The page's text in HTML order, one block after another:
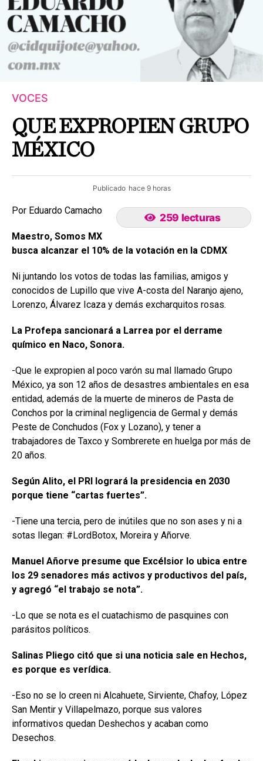
VOCES
QUE EXPROPIEN GRUPO
MÉXICO
Publicado hace 9 horas
259 lecturas
Por Eduardo Camacho
Maestro, Somos MX
busca alcanzar el 10% de la votación en la CDMX
Ni juntando los votos de todas las familias, amigos y
conocidos de Lupillo que vive A-costa del Naranjo ajeno,
Lorenzo, Álvarez Icaza y demás excharquitos rosas.
La Profepa sancionará a Larrea por el derrame
químico en Naco, Sonora.
-Que le expropien al poco varón su mal llamado Grupo
México, ya son 12 años de desastres ambientales en esa
entidad, además de la muerte de mineros de Pasta de
Conchos por la criminal negligencia de Germal y demás
Peste de Conchudos (Fox y Lozano), y tener a
trabajadores de Taxco y Sombrerete en huelga por más de
20 años.
Según Alito, el PRI logrará la presidencia en 2030
porque tiene “cartas fuertes”.
-Tiene una tercia, pero de inútiles que no son ases y ni a
sotas llegan: #LordBotox, Moreira y Añorve.
Manuel Añorve presume que Excélsior lo ubica entre
los 29 senadores más activos y productivos del país,
y agregó “el trabajo se nota”.
-Lo que se nota es el cuatachismo de pasquines con
parásitos políticos.
Salinas Pliego citó que si una noticia sale en Hechos,
es porque es verídica.
-Eso no se lo creen ni Alcahuete, Sirviente, Chafoy, López
San Mentir y Villapelmazo, porque sus valores
informativos quedan Deshechos y acaban como
Desechos.